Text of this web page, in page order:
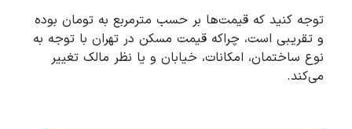
توجه کنید که قیمت‌ها بر حسب مترمربع به تومان بوده
و تقریبی است، چراکه قیمت مسکن در تهران با توجه به
نوع ساختمان، امکانات، خیابان و یا نظر مالک تغییر
می‌کند.